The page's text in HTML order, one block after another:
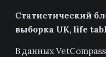
Статистический
выборка UK, life
В данных